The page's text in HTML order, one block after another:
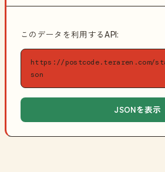
このデータを利用するAPI:
https://postcode.teraren.com/
son
JSONを表示